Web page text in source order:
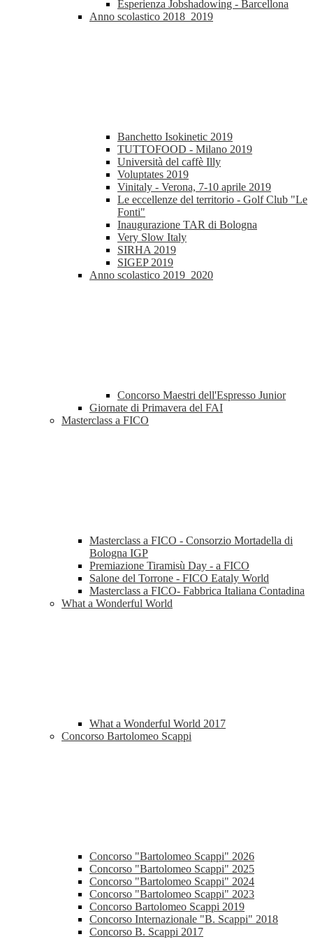
Esperienza Jobshadowing - Barcellona
Anno scolastico 2018_2019
Banchetto Isokinetic 2019
TUTTOFOOD - Milano 2019
Università del caffè Illy
Voluptates 2019
Vinitaly - Verona, 7-10 aprile 2019
Le eccellenze del territorio - Golf Club "Le
Fonti"
Inaugurazione TAR di Bologna
Very Slow Italy
SIRHA 2019
SIGEP 2019
Anno scolastico 2019_2020
Concorso Maestri dell'Espresso Junior
Giornate di Primavera del FAI
Masterclass a FICO
Masterclass a FICO - Consorzio Mortadella di
Bologna IGP
Premiazione Tiramisù Day - a FICO
Salone del Torrone - FICO Eataly World
Masterclass a FICO- Fabbrica Italiana Contadina
What a Wonderful World
What a Wonderful World 2017
Concorso Bartolomeo Scappi
Concorso "Bartolomeo Scappi" 2026
Concorso "Bartolomeo Scappi" 2025
Concorso "Bartolomeo Scappi" 2024
Concorso "Bartolomeo Scappi" 2023
Concorso Bartolomeo Scappi 2019
Concorso Internazionale "B. Scappi" 2018
Concorso B. Scappi 2017